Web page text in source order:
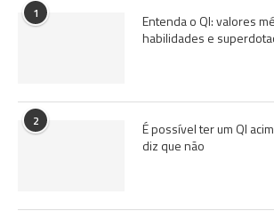
1
Entenda o QI: valores
habilidades e
2
É possível ter um QI
diz que não